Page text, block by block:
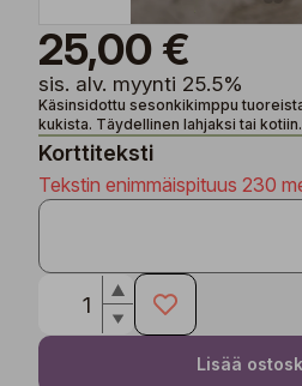
25,00 €
sis. alv. myynti 25.5%
Käsinsidottu sesonkikimppu
kukista. Täydellinen lahjaksi tai kotiin.
Korttiteksti
Tekstin enimmäispituus 230
Lisää